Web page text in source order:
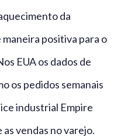
da
positiva para o
EUA os dados de
os pedidos semanais
industrial Empire
vendas no varejo.